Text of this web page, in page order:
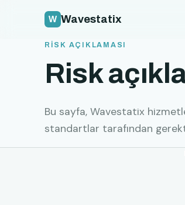
Wavestatix
RİSK AÇIKLAMASI
Risk
Bu sayfa, Wavestatix
standartlar tarafından